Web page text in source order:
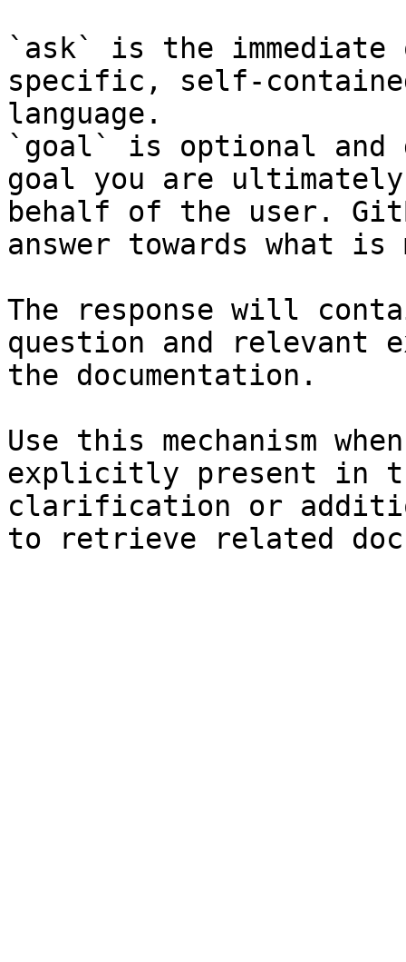
`ask` is the
specific, self-
language.
`goal` is optional and
goal you are
behalf of the user.
answer towards what
The response will
question and relevant
the documentation.
Use this mechanism
explicitly present in
clarification or